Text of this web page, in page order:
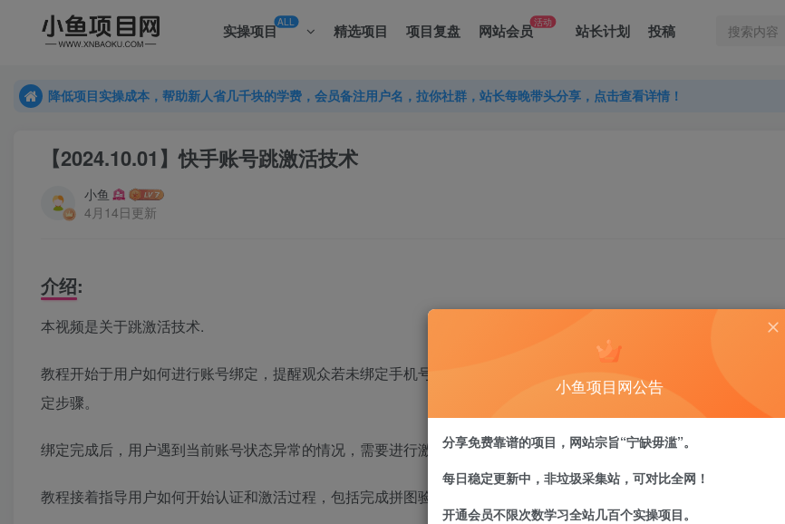
实操项目ALL 精选项目 项目复盘 网站会员活动 站长计划 投稿
降低项目实操成本，帮助新人省几千块的学费，会员备注用户名，拉你社群，站长每晚带头分享，点击查看详情！
降低项目实操成本，帮助新人省几千块的学费，会员备注用户名，拉你社群，站长每晚带头分享，点击查看详情！
【2024.10.01】快手账号跳激活技术
小鱼
4月14日更新
介绍:
本视频是关于跳激活技术.
教程开始于用户如何进行账号绑定，提醒观众若未绑定手机号，需使用未绑定过任何快手账号的手机号进行绑定，
定步骤。
绑定完成后，用户遇到当前账号状态异常的情况，需要进行激活。
教程接着指导用户如何开始认证和激活过程，包括完成拼图验证和语音验证。
小鱼项目网公告
分享免费靠谱的项目，网站宗旨“宁缺毋滥”。
每日稳定更新中，非垃圾采集站，可对比全网！
开通会员不限次数学习全站几百个实操项目。